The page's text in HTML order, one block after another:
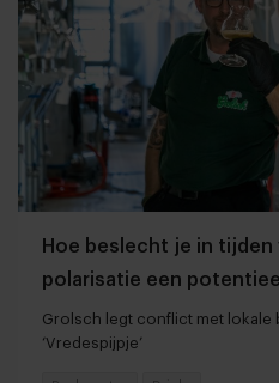
Hoe beslecht je in
polarisatie een
Grolsch legt conflict met lokale
‘Vredespijpje’